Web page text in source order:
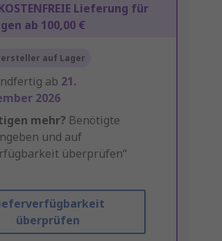
Lieferung für
ab 100,00 €
auf Lager
ab 21.
2026
mehr? Benötigte
und auf
überprüfen“
überprüfen